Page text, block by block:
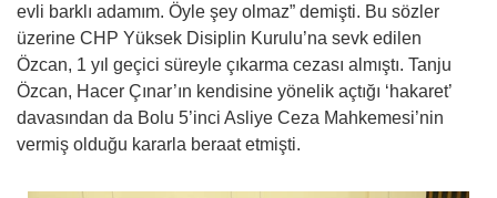
evli barklı adamım. Öyle şey olmaz” demişti. Bu sözler
üzerine CHP Yüksek Disiplin Kurulu’na sevk edilen
Özcan, 1 yıl geçici süreyle çıkarma cezası almıştı. Tanju
Özcan, Hacer Çınar’ın kendisine yönelik açtığı ‘hakaret’
davasından da Bolu 5’inci Asliye Ceza Mahkemesi’nin
vermiş olduğu kararla beraat etmişti.